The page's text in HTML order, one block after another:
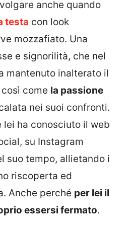
anche quando
testa con look
mozzafiato. Una
e signorilità, che nel
mantenuto inalterato il
come la passione
nei suoi confronti.
lei ha conosciuto il web
su Instagram
suo tempo, allietando i
riscoperta ed
Anche perché per lei il
essersi fermato.